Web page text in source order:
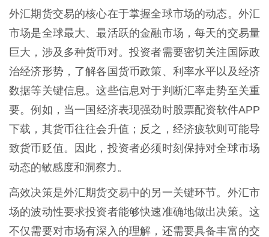
外汇期货交易的核心在于掌握全球市场的动态。外汇
市场是全球最大、最活跃的金融市场，每天的交易量
巨大，涉及多种货币对。投资者需要密切关注国际政
治经济形势，了解各国货币政策、利率水平以及经济
数据等关键信息。这些信息对于判断汇率走势至关重
要。例如，当一国经济表现强劲时股票配资软件APP
下载，其货币往往会升值；反之，经济疲软则可能导
致货币贬值。因此，投资者必须时刻保持对全球市场
动态的敏感度和洞察力。
高效决策是外汇期货交易中的另一关键环节。外汇市
场的波动性要求投资者能够快速准确地做出决策。这
不仅需要对市场有深入的理解，还需要具备丰富的交